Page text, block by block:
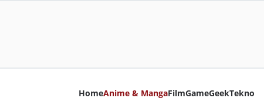
HomeAnime & MangaFilmGameGeekTekno